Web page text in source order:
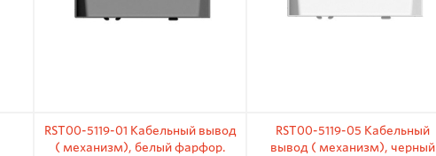
RST00-5119-01 Кабельный вывод
( механизм), белый фарфор.
RST00-5119-05 Кабельный
вывод ( механизм), черный